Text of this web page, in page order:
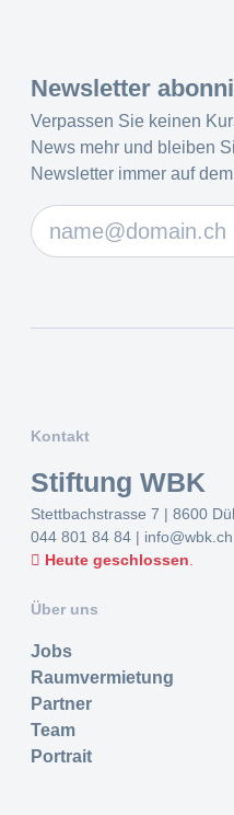
Newsletter
Verpassen Sie keinen
News mehr und bleiben
Newsletter immer auf
Kontakt
Stiftung WBK
Stettbachstrasse 7 | 8600
044 801 84 84 | info@wbk.ch
Heute geschlossen
Über uns
Jobs
Raumvermietung
Partner
Team
Portrait